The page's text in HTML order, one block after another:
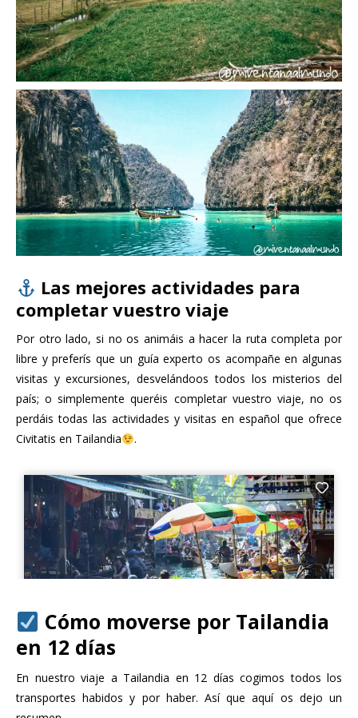
Las mejores actividades para
completar vuestro viaje
Por otro lado, si no os animáis a hacer la ruta completa por
libre y preferís que un guía experto os acompañe en algunas
visitas y excursiones, desvelándoos todos los misterios del
país; o simplemente queréis completar vuestro viaje, no os
perdáis todas las actividades y visitas en español que ofrece
Civitatis en Tailandia
.
Cómo moverse por Tailandia
en 12 días
En nuestro viaje a Tailandia en 12 días cogimos todos los
transportes habidos y por haber. Así que aquí os dejo un